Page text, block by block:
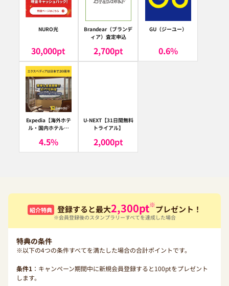
NURO光
30,000pt
Brandear（ブランデ
ィア）査定申込
2,700pt
GU（ジーユー）
0.6%
Expedia【海外ホテ
ル・国内ホテル予
ア）
4.5%
U-NEXT【31日間無料
トライアル】
2,000pt
紹介特典 登録すると最大2,300pt※プレゼント！
※会員登録後のスタンプラリーすべてを達成した場合
特典の条件
※以下の4つの条件すべてを満たした場合の合計ポイントです。
条件1 ：キャンペーン期間中に新規会員登録すると100ptをプレゼント
します。